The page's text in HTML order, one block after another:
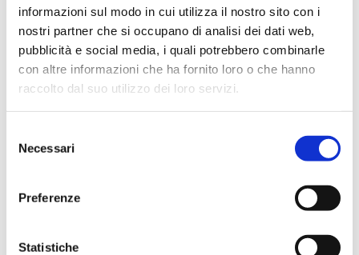
informazioni sul modo in cui utilizza il nostro sito con i
nostri partner che si occupano di analisi dei dati web,
pubblicità e social media, i quali potrebbero combinarle
con altre informazioni che ha fornito loro o che hanno
raccolto dal suo utilizzo dei loro servizi.
delNecessari
Preferenze
Statistiche
Esercizio 2010
Esercizio 2012
Esercizio 2009
Esercizio 2007